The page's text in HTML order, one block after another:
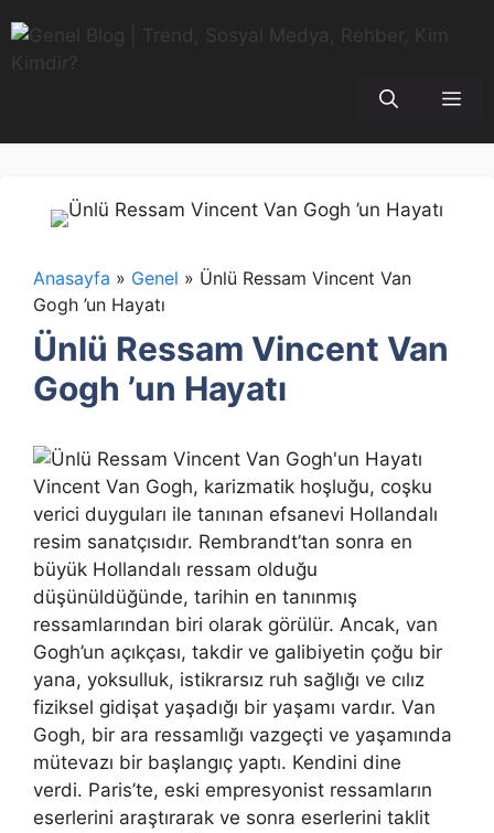
atla
Anasayfa » Genel » Ünlü Ressam Vincent Van
Gogh ’un Hayatı
Ünlü Ressam Vincent Van
Gogh ’un Hayatı
Vincent Van Gogh, karizmatik hoşluğu, coşku
verici duyguları ile tanınan efsanevi Hollandalı
resim sanatçısıdır. Rembrandt’tan sonra en
büyük Hollandalı ressam olduğu
düşünüldüğünde, tarihin en tanınmış
ressamlarından biri olarak görülür. Ancak, van
Gogh’un açıkçası, takdir ve galibiyetin çoğu bir
yana, yoksulluk, istikrarsız ruh sağlığı ve cılız
fiziksel gidişat yaşadığı bir yaşamı vardır. Van
Gogh, bir ara ressamlığı vazgeçti ve yaşamında
mütevazı bir başlangıç ​​yaptı. Kendini dine
verdi. Paris’te, eski empresyonist ressamların
eserlerini araştırarak ve sonra eserlerini taklit